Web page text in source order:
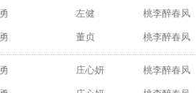
左健 桃李醉春风
董贞 桃李醉春风
庄心妍 桃李醉春风